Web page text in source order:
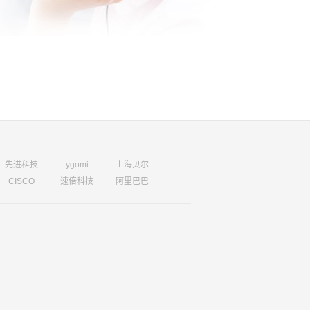
先进科技 ygomi
上海贝尔
CISCO
速倍科技 阿里巴巴